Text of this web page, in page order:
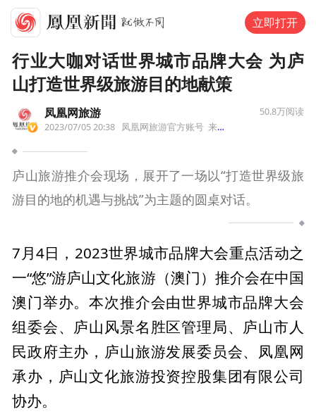
立即打开
行业大咖对话世界城市品牌大会 为庐
山打造世界级旅游目的地献策
凤凰网旅游
2023/07/05 20:38 凤凰网旅游官方账号 来自福建省
50.8万阅读
庐山旅游推介会现场，展开了一场以“打造世界级旅
游目的地的机遇与挑战”为主题的圆桌对话。
7月4日，2023世界城市品牌大会重点活动之
一“悠”游庐山文化旅游（澳门）推介会在中国
澳门举办。本次推介会由世界城市品牌大会
组委会、庐山风景名胜区管理局、庐山市人
民政府主办，庐山旅游发展委员会、凤凰网
承办，庐山文化旅游投资控股集团有限公司
协办。